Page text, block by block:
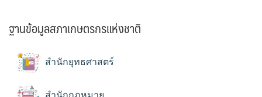
ฐานข้อมูลสภาเกษตรกรแห่งชาติ
สำนักยุทธศาสตร์